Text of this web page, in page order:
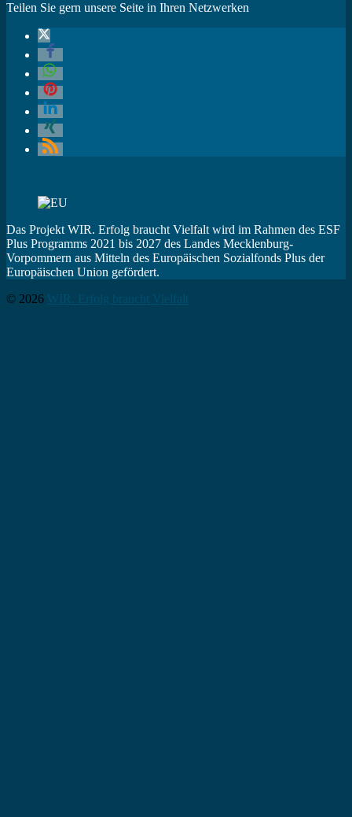
Teilen Sie gern unsere Seite in Ihren Netzwerken
Das Projekt WIR. Erfolg braucht Vielfalt wird im Rahmen des ESF
Plus Programms 2021 bis 2027 des Landes Mecklenburg-
Vorpommern aus Mitteln des Europäischen Sozialfonds Plus der
Europäischen Union gefördert.
© 2026 WIR. Erfolg braucht Vielfalt